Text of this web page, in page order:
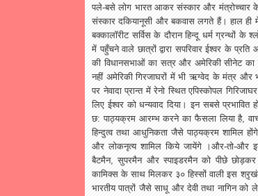
पले-बसे लोग भारत आकर संस्कार और मंत्रोच्चार
संस्कार दकियानूसी और बकवास लगते हैं। हाल ही
बक्कालॉरीट सर्विस के दौरान हिन्दू धर्म ग्रन्थों के
में पहुँचने वाले छात्रों द्वारा सपरिवार ईश्वर के प्रति
की विधानसभाओं का सत्र और अमेरिकी सीनेट का
नहीं अमेरिकी गिरजाघरों में भी ऋग्वेद के मंत्र और
पर नेवादा प्रान्त में रेनो स्थित एपिस्कोपल गिरिजाघर
लिए ईश्वर को धन्यवाद दिया। इन सबसे प्रभावित
छ:पाठ्यक्रम आरम्भ करने का फैसला लिया है,
हिन्दुत्व तथा आधुनिकता जैसे पाठ्यक्रम शामिल होंगे
और लोकनृत्य शामिल किये जायेंगे ।और-तो-और
बैटमैन,सुपरमैन और स्पाइडरमैन को पीछे छोड़कर
कामिक्स के साथ मिलकर ३० हिस्सों वाली इस
भारतीय पात्रों जैसे साधू और देवी तथा नागिन को